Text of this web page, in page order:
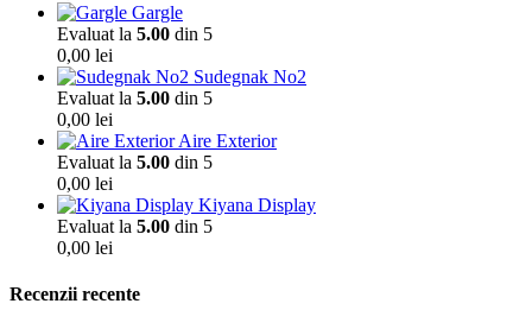
Gargle
Evaluat la 5.00 din 5
0,00 lei
Sudegnak No2
Evaluat la 5.00 din 5
0,00 lei
Aire Exterior
Evaluat la 5.00 din 5
0,00 lei
Kiyana Display
Evaluat la 5.00 din 5
0,00 lei
Recenzii recente